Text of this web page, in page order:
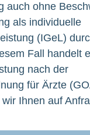
auch ohne
als individuelle
(IGeL)
Fall handelt
nach der
für Ärzte
Ihnen auf